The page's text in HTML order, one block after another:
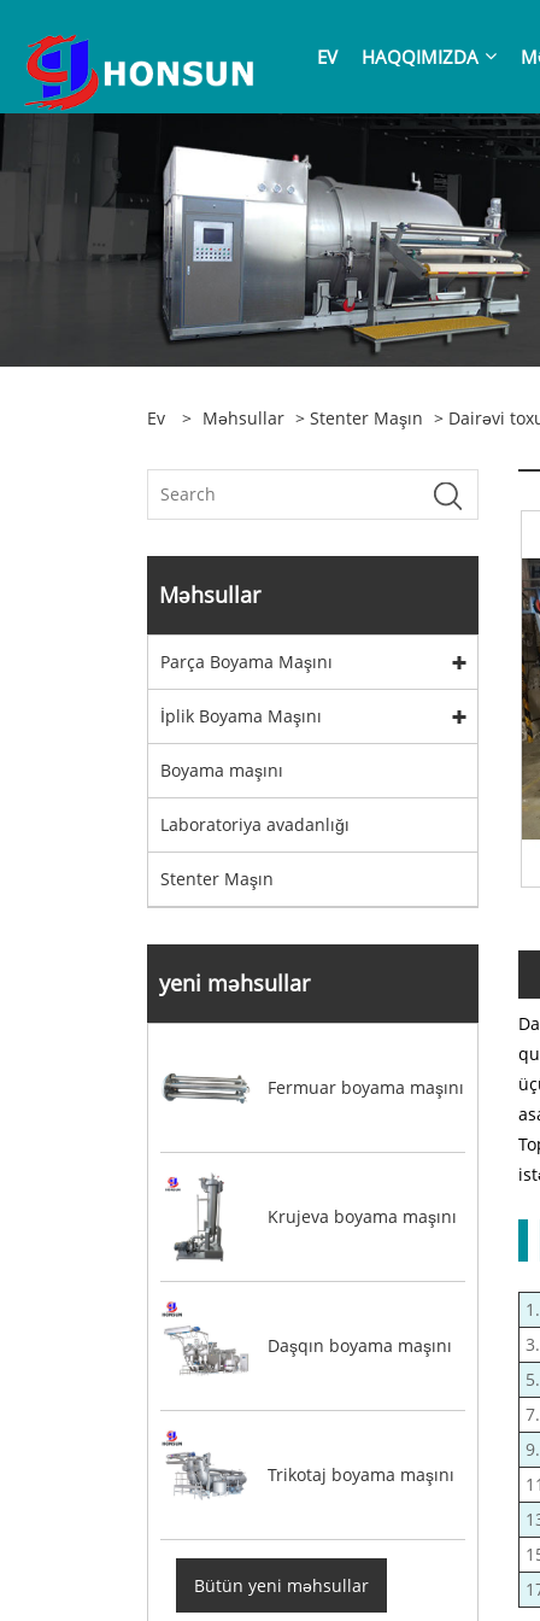
EV HAQQIMIZDA
Ev > Məhsullar > Stenter Maşın > Dairəvi
Məhsullar
Parça Boyama Maşını
İplik Boyama Maşını
Boyama maşını
Laboratoriya avadanlığı
Stenter Maşın
yeni məhsullar
Fermuar boyama maşını
Krujeva boyama maşını
Daşqın boyama maşını
Trikotaj boyama maşını
Bütün yeni məhsullar